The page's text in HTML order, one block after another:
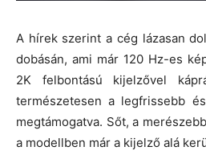
A hírek szerint a cég lázasan
dobásán, ami már 120 Hz-es
2K felbontású kijelzővel
természetesen a legfrissebb
megtámogatva. Sőt, a
a modellben már a kijelző alá